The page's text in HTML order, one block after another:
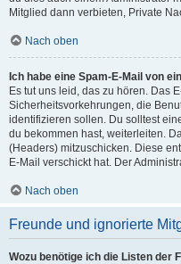
Mitglied dann verbieten, Private
Nach oben
Ich habe eine Spam-E-Mail von
Es tut uns leid, das zu hören. Das
Sicherheitsvorkehrungen, die
identifizieren sollen. Du solltest
du bekommen hast, weiterleiten.
(Headers) mitzuschicken. Diese
E-Mail verschickt hat. Der
Nach oben
Freunde und ignorierte
Wozu benötige ich die Listen der